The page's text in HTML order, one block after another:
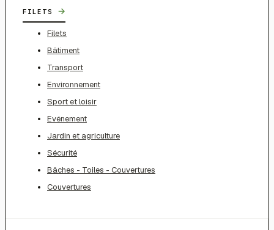
FILETS →
Filets
Bâtiment
Transport
Environnement
Sport et loisir
Evénement
Jardin et agriculture
Sécurité
Bâches - Toiles - Couvertures
Couvertures